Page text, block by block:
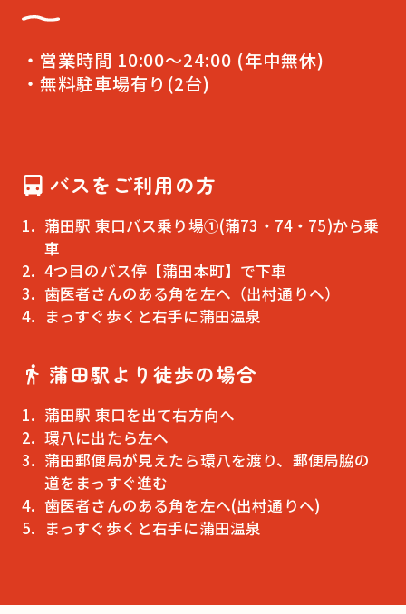
・営業時間 10:00～24:00 (年中無休)
・無料駐車場有り(2台)
バスをご利用の方
蒲田駅 東口バス乗り場①(蒲73・74・75)から乗
車
4つ目のバス停【蒲田本町】で下車
歯医者さんのある角を左へ（出村通りへ）
まっすぐ歩くと右手に蒲田温泉
蒲田駅より徒歩の場合
蒲田駅 東口を出て右方向へ
環八に出たら左へ
蒲田郵便局が見えたら環八を渡り、郵便局脇の
道をまっすぐ進む
歯医者さんのある角を左へ(出村通りへ)
まっすぐ歩くと右手に蒲田温泉